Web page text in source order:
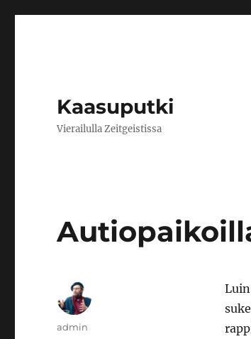
Kaasuputki
Vierailulla Zeitgeistissa
Kirjoittaja
admin